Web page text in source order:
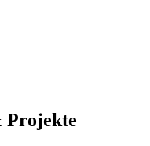
Projekte